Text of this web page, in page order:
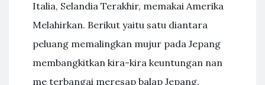
Italia, Selandia Terakhir, memakai Amerika
Melahirkan. Berikut yaitu satu diantara
peluang memalingkan mujur pada Jepang
membangkitkan kira-kira keuntungan nan
me terbangai meresap balap Jepang.